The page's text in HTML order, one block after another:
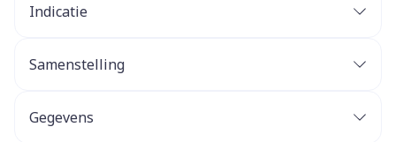
Indicatie
Samenstelling
Gegevens